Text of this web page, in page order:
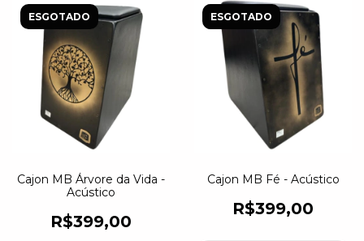
ESGOTADO
Cajon MB Árvore da Vida -
Acústico
R$399,00
ESGOTADO
Cajon MB Fé - Acústico
R$399,00